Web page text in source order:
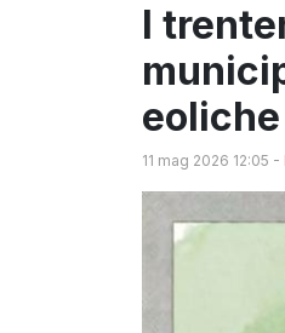
I
eoliche
11 mag 2026 12:05 -